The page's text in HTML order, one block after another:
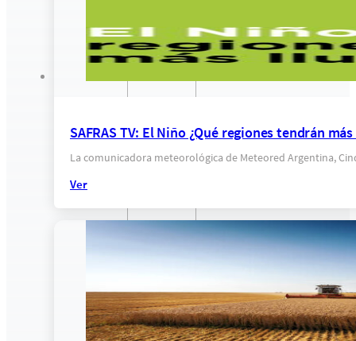
SAFRAS TV: El Niño ¿Qué regiones tendrán
La comunicadora meteorológica de Meteored Argentina,
Ver